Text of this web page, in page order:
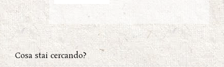
Cosa stai cercando?